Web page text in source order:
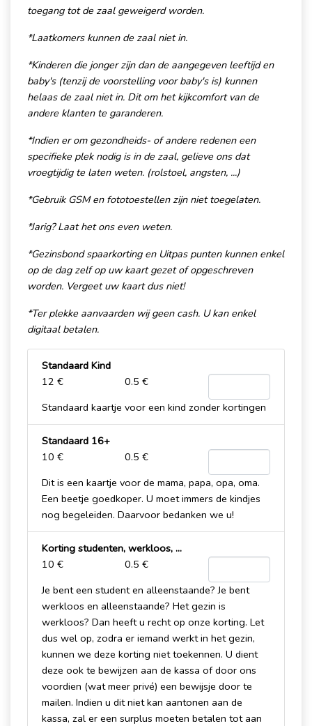
toegang tot de zaal geweigerd worden.
*Laatkomers kunnen de zaal niet in.
*Kinderen die jonger zijn dan de aangegeven leeftijd en
baby's (tenzij de voorstelling voor baby's is) kunnen
helaas de zaal niet in. Dit om het kijkcomfort van de
andere klanten te garanderen.
*Indien er om gezondheids- of andere redenen een
specifieke plek nodig is in de zaal, gelieve ons dat
vroegtijdig te laten weten. (rolstoel, angsten, ...)
*Gebruik GSM en fototoestellen zijn niet toegelaten.
*Jarig? Laat het ons even weten.
*Gezinsbond spaarkorting en Uitpas punten kunnen enkel
op de dag zelf op uw kaart gezet of opgeschreven
worden. Vergeet uw kaart dus niet!
*Ter plekke aanvaarden wij geen cash. U kan enkel
digitaal betalen.
Standaard Kind
12 €
0.5 €
Standaard kaartje voor een kind zonder kortingen
Standaard 16+
10 €
0.5 €
Dit is een kaartje voor de mama, papa, opa, oma.
Een beetje goedkoper. U moet immers de kindjes
nog begeleiden. Daarvoor bedanken we u!
Korting studenten, werkloos, ...
10 €
0.5 €
Je bent een student en alleenstaande? Je bent
werkloos en alleenstaande? Het gezin is
werkloos? Dan heeft u recht op onze korting. Let
dus wel op, zodra er iemand werkt in het gezin,
kunnen we deze korting niet toekennen. U dient
deze ook te bewijzen aan de kassa of door ons
voordien (wat meer privé) een bewijsje door te
mailen. Indien u dit niet kan aantonen aan de
kassa, zal er een surplus moeten betalen tot aan